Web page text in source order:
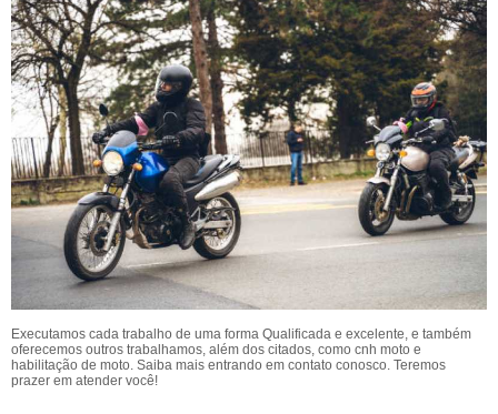
Executamos cada trabalho de uma forma Qualificada e excelente, e também
oferecemos outros trabalhamos, além dos citados, como cnh moto e
habilitação de moto. Saiba mais entrando em contato conosco. Teremos
prazer em atender você!